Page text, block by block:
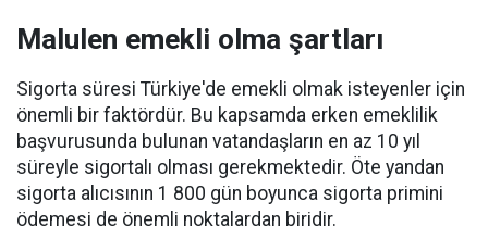
Malulen emekli olma şartları
Sigorta süresi Türkiye'de emekli olmak isteyenler için
önemli bir faktördür. Bu kapsamda erken emeklilik
başvurusunda bulunan vatandaşların en az 10 yıl
süreyle sigortalı olması gerekmektedir. Öte yandan
sigorta alıcısının 1 800 gün boyunca sigorta primini
ödemesi de önemli noktalardan biridir.